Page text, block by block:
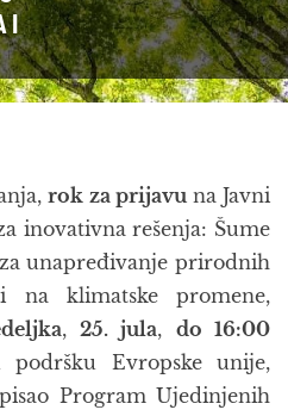
I
rok za prijavu na Javni
inovativna rešenja: Šume
unapređivanje prirodnih
na klimatske promene,
,25. jula, do 16:00
podršku Evropske unije,
Program Ujedinjenih